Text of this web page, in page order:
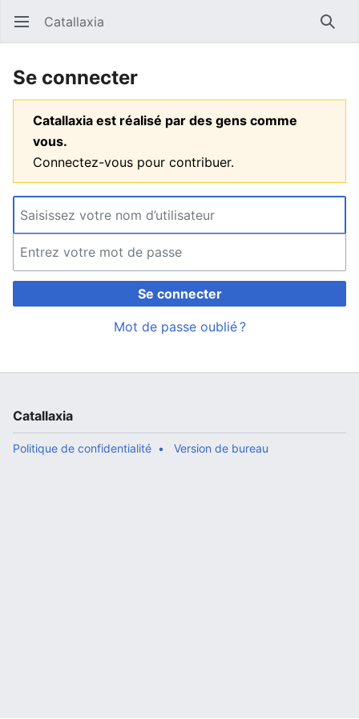
Ouvrir le menu principal Catallaxia
Se connecter
Catallaxia est réalisé par des gens comme
vous.
Connectez-vous pour contribuer.
Se connecter
Mot de passe oublié ?
Catallaxia
Politique de confidentialité Version de bureau